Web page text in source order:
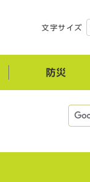
文字サイズ
防災